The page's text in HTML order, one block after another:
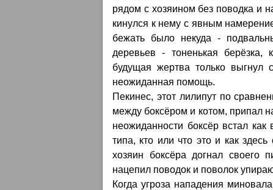
рядом с хозяином без поводка и
кинулся к нему с явным
бежать было некуда -
деревьев - тоненькая берёзка,
будущая жертва только выгнул
неожиданная помощь.
Пекинес, этот лилипут по
между боксёром и котом, припал
неожиданности боксёр встал
типа, кто или что это и как
хозяин боксёра догнал своего
нацепил поводок и поволок
Когда угроза нападения